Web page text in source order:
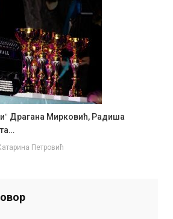
Драгана Мирковић, Радиша
Петровић